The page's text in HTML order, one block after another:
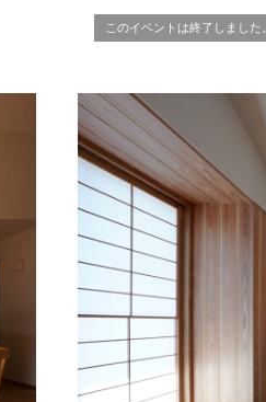
このイベントは終了しました